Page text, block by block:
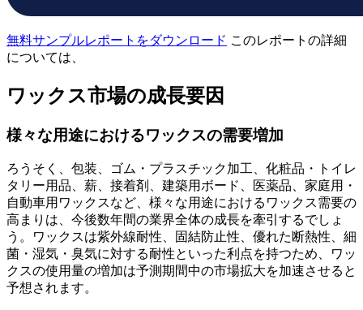
無料サンプルレポートをダウンロード このレポートの詳細
については、
ワックス市場の成長要因
様々な用途におけるワックスの需要増加
ろうそく、包装、ゴム・プラスチック加工、化粧品・トイレ
タリー用品、薪、接着剤、建築用ボード、医薬品、家庭用・
自動車用ワックスなど、様々な用途におけるワックス需要の
高まりは、今後数年間の業界全体の成長を牽引するでしょ
う。ワックスは紫外線耐性、固結防止性、優れた断熱性、細
菌・湿気・臭気に対する耐性といった利点を持つため、ワッ
クスの使用量の増加は予測期間中の市場拡大を加速させると
予想されます。